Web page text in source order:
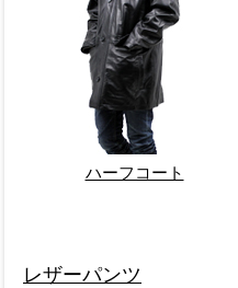
ハーフコート
レザーパンツ